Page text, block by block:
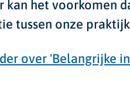
kan het voorkomen
tussen onze
over 'Belangrijke